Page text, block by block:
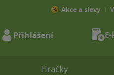
Hračky
Akce a slevy
Přihlášení